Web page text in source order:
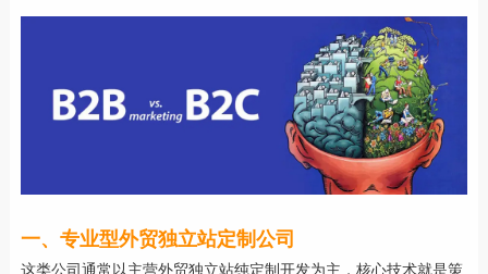
一、专业型外贸独立站定制公司
这类公司通常以主营外贸独立站纯定制开发为主，核心技术就是策